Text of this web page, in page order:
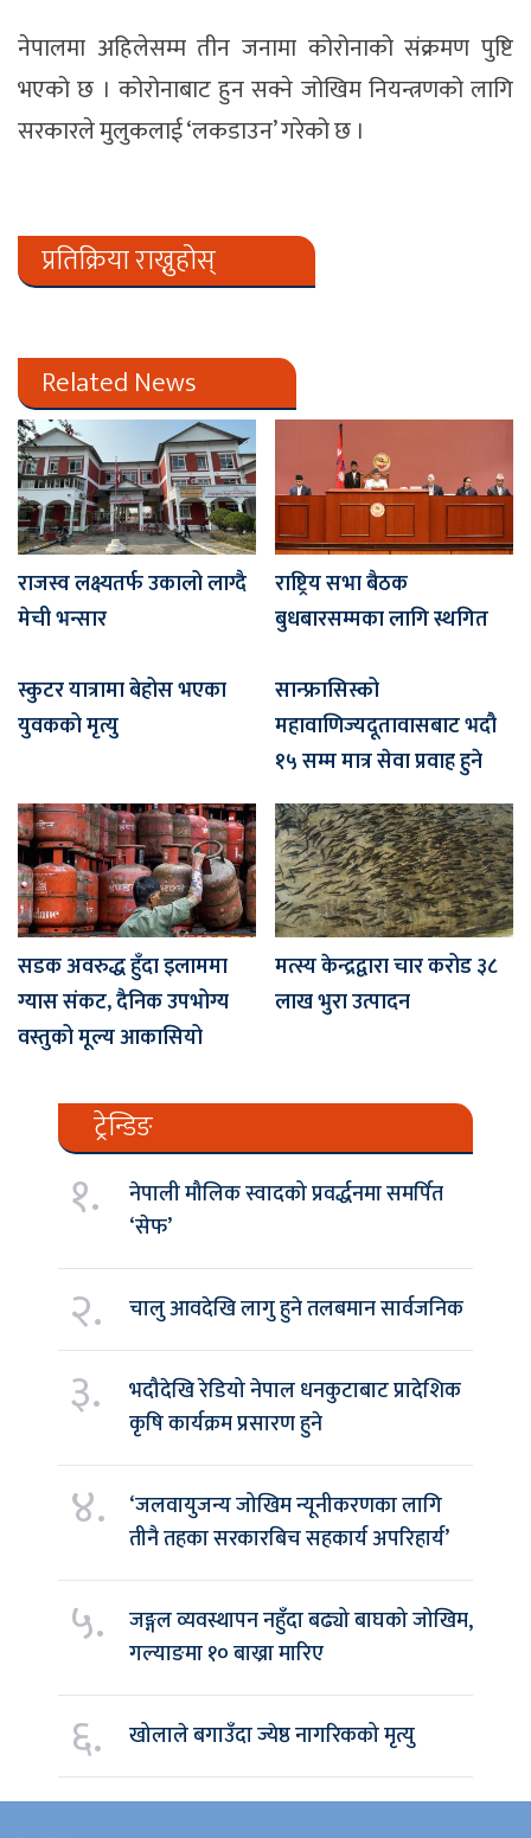
नेपालमा अहिलेसम्म तीन जनामा कोरोनाको संक्रमण पुष्टि
भएको छ । कोरोनाबाट हुन सक्ने जोखिम नियन्त्रणको लागि
सरकारले मुलुकलाई ‘लकडाउन’ गरेको छ ।
प्रतिक्रिया राख्नुहोस्
Related News
राजस्व लक्ष्यतर्फ उकालो लाग्दै
मेची भन्सार
राष्ट्रिय सभा बैठक
बुधबारसम्मका लागि स्थगित
स्कुटर यात्रामा बेहोस भएका
युवकको मृत्यु
सान्फ्रासिस्को
महावाणिज्यदूतावासबाट भदौ
१५ सम्म मात्र सेवा प्रवाह हुने
सडक अवरुद्ध हुँदा इलाममा
ग्यास संकट, दैनिक उपभोग्य
वस्तुको मूल्य आकासियो
मत्स्य केन्द्रद्वारा चार करोड ३८
लाख भुरा उत्पादन
ट्रेन्डिङ
१.
नेपाली मौलिक स्वादको प्रवर्द्धनमा समर्पित
‘सेफ’
२. चालु आवदेखि लागु हुने तलबमान सार्वजनिक
३.
भदौदेखि रेडियो नेपाल धनकुटाबाट प्रादेशिक
कृषि कार्यक्रम प्रसारण हुने
४.
‘जलवायुजन्य जोखिम न्यूनीकरणका लागि
तीनै तहका सरकारबिच सहकार्य अपरिहार्य’
५.
जङ्गल व्यवस्थापन नहुँदा बढ्यो बाघको जोखिम,
गल्याङमा १० बाख्रा मारिए
६. खोलाले बगाउँदा ज्येष्ठ नागरिकको मृत्यु